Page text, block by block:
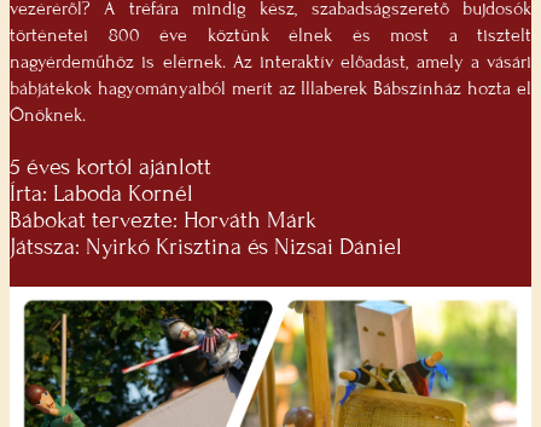
vezéréről? A tréfára mindig kész, szabadságszerető bujdosók
történetei 800 éve köztünk élnek és most a tisztelt
nagyérdeműhöz is elérnek. Az interaktív előadást, amely a vásári
bábjátékok hagyományaiból merít az Illaberek Bábszínház hozta el
Önöknek.
5 éves kortól ajánlott
Írta: Laboda Kornél
Bábokat tervezte: Horváth Márk
Játssza: Nyirkó Krisztina és Nizsai Dániel